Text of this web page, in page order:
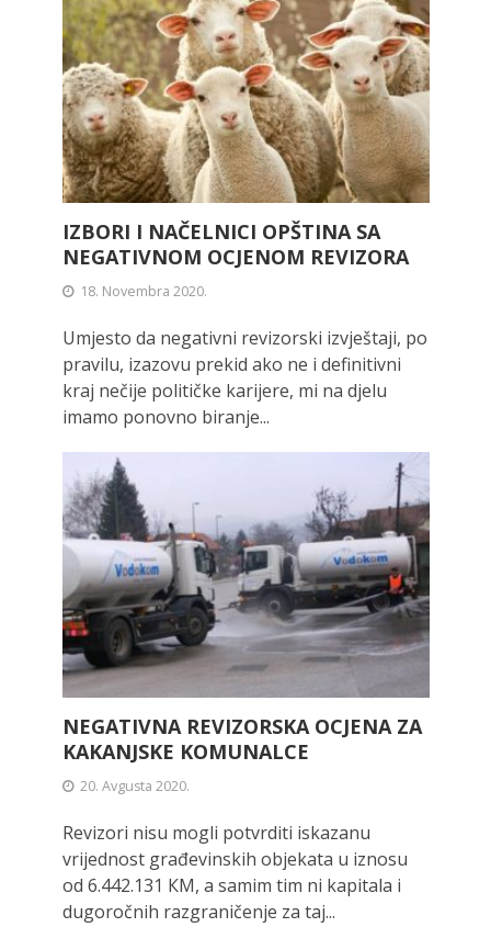
IZBORI I NAČELNICI OPŠTINA SA
NEGATIVNOM OCJENOM REVIZORA
18. Novembra 2020.
Umjesto da negativni revizorski izvještaji, po
pravilu, izazovu prekid ako ne i definitivni
kraj nečije političke karijere, mi na djelu
imamo ponovno biranje...
NEGATIVNA REVIZORSKA OCJENA ZA
KAKANJSKE KOMUNALCE
20. Avgusta 2020.
Revizori nisu mogli potvrditi iskazanu
vrijednost građevinskih objekata u iznosu
od 6.442.131 КМ, а samim tim ni kapitala i
dugoročnih razgraničenje za taj...